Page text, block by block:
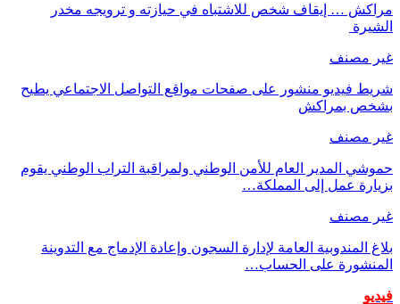
مراكش … إيقاف شخص للاشتباه في حيازته و ترويجه مخدر
الشيرة
غير مصنف
شريط فيديو منشور على صفحات مواقع التواصل الاجتماعي يطيح
بشخص بمراكش
غير مصنف
حموشي المدير العام للأمن الوطني ولمراقبة التراب الوطني يقوم
بزيارة عمل إلى المملكة…
غير مصنف
بلاغ المندوبية العامة لإدارة السجون وإعادة الإدماج مع التدوينة
المنشورة على الحساب…
فيديو